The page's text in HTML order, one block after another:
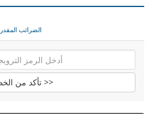
الضرائب
تأكد من الخصم >>